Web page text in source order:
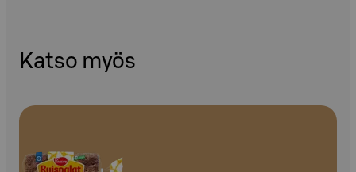
Katso myös